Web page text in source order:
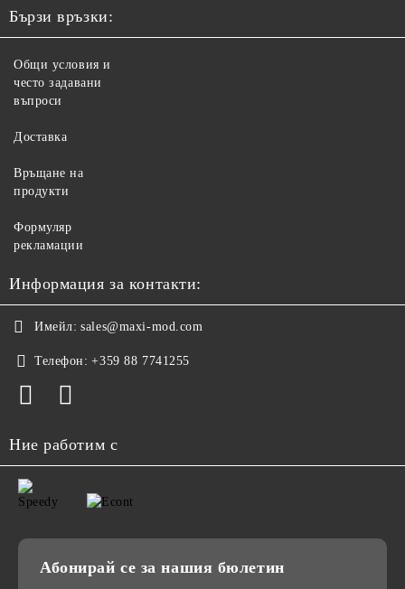
Бързи връзки:
Общи условия и
често задавани
въпроси
Доставка
Връщане на
продукти
Формуляр
рекламации
Информация за контакти:
Имейл: sales@maxi-mod.com
Телефон: +359 88 7741255
Ние работим с
Абонирай се за нашия бюлетин